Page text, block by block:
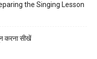
the Singing Lesson
करना सीखें